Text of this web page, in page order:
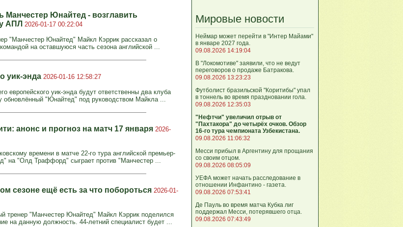
Манчестер Юнайтед - возглавить
АПЛ 2026-01-17 00:22:04
"Манчестер Юнайтед" Майкл Кэррик рассказал о
на оставшуюся часть сезона английской ...
уик-энда 2026-01-16 12:58:27
европейского уик-энда будут ответственны два клуба
обновлённый "Юнайтед" под руководством Майкла ...
анонс и прогноз на матч 17 января 2026-
времени в матче 22-го тура английской премьер-
на "Олд Траффорд" сыграет против "Манчестер ...
сезоне ещё есть за что побороться 2026-01-
тренер "Манчестер Юнайтед" Майкл Кэррик поделился
на данную должность. 44-летний специалист будет ...
Мировые новости
Неймар может перейти в "Интер Майами"
в январе 2027 года.
09.08.2026 14:19:04
В "Локомотиве" заявили, что не ведут
переговоров о продаже Батракова.
09.08.2026 13:23:23
Футболист бразильской "Коритибы" упал
в тоннель во время праздновании гола.
09.08.2026 12:35:03
"Нефтчи" увеличил отрыв от
"Пахтакора" до четырёх очков. Обзор
16-го тура чемпионата Узбекистана.
09.08.2026 11:06:32
Месси прибыл в Аргентину для прощания
со своим отцом.
09.08.2026 08:05:09
УЕФА может начать расследование в
отношении Инфантино - газета.
09.08.2026 07:53:41
Де Пауль во время матча Кубка лиг
поддержал Месси, потерявшего отца.
09.08.2026 07:43:49